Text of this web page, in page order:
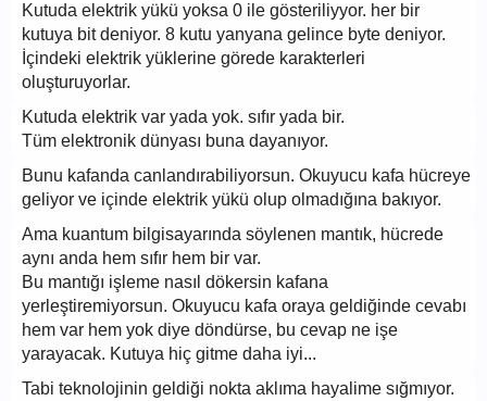
Kutuda elektrik yükü yoksa 0 ile gösteriliyyor. her bir
kutuya bit deniyor. 8 kutu yanyana gelince byte deniyor.
İçindeki elektrik yüklerine görede karakterleri
oluşturuyorlar.
Kutuda elektrik var yada yok. sıfır yada bir.
Tüm elektronik dünyası buna dayanıyor.
Bunu kafanda canlandırabiliyorsun. Okuyucu kafa hücreye
geliyor ve içinde elektrik yükü olup olmadığına bakıyor.
Ama kuantum bilgisayarında söylenen mantık, hücrede
aynı anda hem sıfır hem bir var.
Bu mantığı işleme nasıl dökersin kafana
yerleştiremiyorsun. Okuyucu kafa oraya geldiğinde cevabı
hem var hem yok diye döndürse, bu cevap ne işe
yarayacak. Kutuya hiç gitme daha iyi...
Tabi teknolojinin geldiği nokta aklıma hayalime sığmıyor.